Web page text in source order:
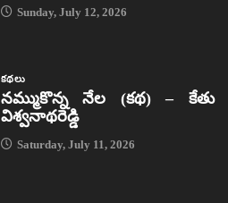
Sunday, July 12, 2026
కథలు
నమ్ముకొన్న నేల (కథ) – కేతు
విశ్వనాథరెడ్డి
Saturday, July 11, 2026